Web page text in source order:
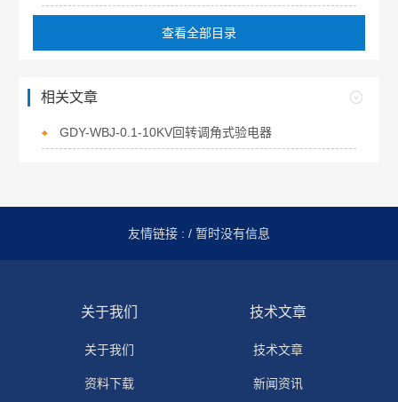
查看全部目录
相关文章
GDY-WBJ-0.1-10KV回转调角式验电器
友情链接 : / 暂时没有信息
关于我们
关于我们
资料下载
技术文章
技术文章
新闻资讯